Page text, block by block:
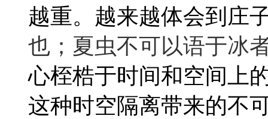
越重。越来越体会到庄
也；夏虫不可以语于冰
心桎梏于时间和空间上
这种时空隔离带来的不